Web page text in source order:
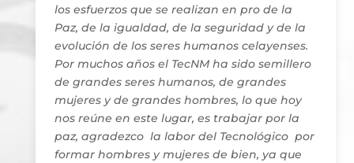
los esfuerzos que se realizan en pro de la
Paz, de la igualdad, de la seguridad y de la
evolución de los seres humanos celayenses.
Por muchos años el TecNM ha sido semillero
de grandes seres humanos, de grandes
mujeres y de grandes hombres, lo que hoy
nos reúne en este lugar, es trabajar por la
paz, agradezco la labor del Tecnológico por
formar hombres y mujeres de bien, ya que